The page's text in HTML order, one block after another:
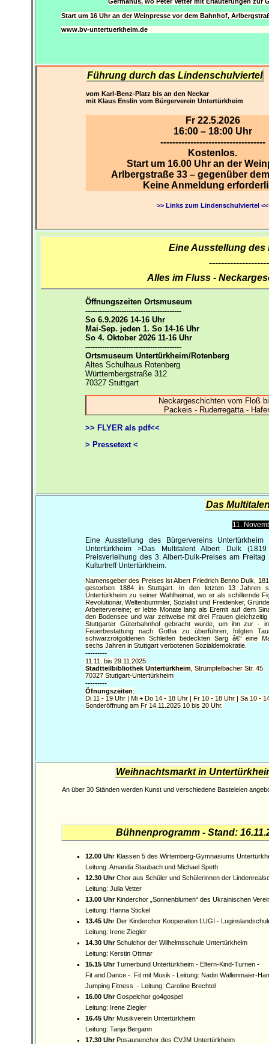
Start um 16 Uhr an der Weinpresse vor dem Bahnhof,
www.bv-untertuerkheim.de
Führung durch das Lindenschulviertel
vom Karl-Benz-Platz bis an den Neckar
mit Klaus Enslin vom Bürgerverein Untertürkheim
Fr 22.5.2026
16:00 – 18:00 Uhr
-----------------------------------
Kostenlos.
Start um 16.00 Uhr an der
Arlbergstraße 33 – gegenüber
Keine Anmeldung
>> Links zum Lindenschulviertel <<
Eine Ausstellung des
Alles im Fluss -
Öffnungszeiten Ortsmuseum
----------------------------------------
So 6.9.2026 14-16 Uhr
Mai-Sep. jeden 1. So 14-16 Uhr
So 4. Oktober 2026 11-16 Uhr
----------------------------------------
Ortsmuseum Untertürkheim/Rotenberg
Altes Schulhaus Rotenberg
Württembergstraße 312
70327 Stuttgart
Neckargeschichten vom Floß
Packeis - Ruderregatta -
>> FLYER als pdf<<
> Pressetext <
Das
11.
Eine Ausstellung des Bürgervereins
Untertürkheim >Das Multitalent Albert Dulk
Preisverleihung des 3. Albert-Dulk-Preises am
Kulturtreff Untertürkheim.
Namensgeber des Preises ist Albert Friedrich Benno Dulk,
gestorben 1884 in Stuttgart. In den letzten 13 Jahren
Untertürkheim zu seiner Wahlheimat, wo er als schillernde
Revolutionär, Weltenbummler, Sozialist und Freidenker,
Arbeitervereine; er lebte Monate lang als Eremit auf dem
den Bodensee und war zeitweise mit drei Frauen
Stuttgarter Güterbahnhof gebracht wurde, um ihn zur -
Feuerbestattung nach Gotha zu überführen, folgten
schwarzrotgoldenen Schleifen bedeckten Sarg â€“ eine
sechs Jahren in Stuttgart verbotenen Sozialdemokratie.
---------
11.11. bis 29.11.2025
Stadtteilbibliothek Untertürkheim , Strümpfelbacher Str. 45
70327 Stuttgart-Untertürkheim
---------
Öfnungszeiten:
Di 11 - 19 Uhr | Mi + Do 14 - 18 Uhr | Fr 10 - 18 Uhr | Sa 10 -
Sonderöffnung am Fr 14.11.2025 10 bis 20 Uhr.
Weihnachtsmarkt in
An über 30 Ständen werden Kunst und verschiedene Basteleien
Bühnenprogramm - Stand:
12.00 Uhr Klassen 5 des Wirtemberg-Gymnasiums
Leitung: Amanda Staubach und Michael Speth
12.30 UhrChor aus Schüler und Schülerinnen der
Leitung: Julia Vetter
13.00 UhrKinderchor „Sonnenblumen“ des Ukrainischen
Leitung: Hanna Stickel
13.45 Uhr Der Kinderchor Kooperation LUGI -
Leitung: Irene Ziegler
14.30 UhrSchulchor der Wilhelmsschule Untertürkheim
Leitung: Kerstin Ottmar
15.15 UhrTurnerbund Untertürkheim - Eltern-Kind-Turnen -
Fit and Dance - Fit mit Musik - Leitung: Nadin Wallenmaier-
Jumping Fitness - Leitung: Caroline Brechtel
16.00 UhrGospelchor go4gospel
Leitung: Irene Ziegler
16.45 Uhr Musikverein Untertürkheim
Leitung: Tanja Bergann
17.30 UhrPosaunenchor des CVJM Untertürkheim